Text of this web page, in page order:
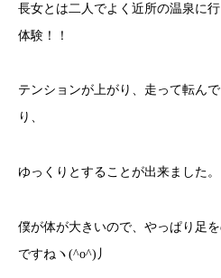
長女とは二人でよく近所の温泉に
体験！！
テンションが上がり、走って転ん
り、
ゆっくりとすることが出来ました。
僕が体が大きいので、やっぱり足
ですねヽ(^o^)丿